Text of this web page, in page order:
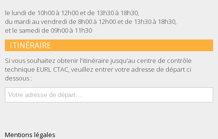
le lundi de 10h00 à 12h00 et de 13h30 à 18h30,
du mardi au vendredi de 8h00 à 12h00 et de 13h30 à 18h30,
et le samedi de 09h00 à 11h30
ITINÉRAIRE
Si vous souhaitez obtenir l'itinéraire jusqu'au centre de contrôle
technique EURL CTAC, veuillez entrer votre adresse de départ ci
dessous :
Mentions légales